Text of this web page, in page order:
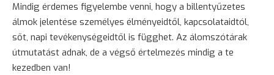
Mindig érdemes figyelembe venni, hogy a billentyűzetes
álmok jelentése személyes élményeidtől, kapcsolataidtól,
sőt, napi tevékenységeidtől is függhet. Az álomszótárak
útmutatást adnak, de a végső értelmezés mindig a te
kezedben van!